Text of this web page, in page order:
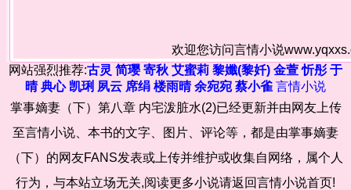
欢迎您访问言情小说
网站强烈推荐:古灵 简璎 寄秋 艾蜜莉 黎孅(黎奷) 金萱 忻彤 于
晴 典心 凯琍 夙云 席绢 楼雨晴 余宛宛 蔡小雀 言情小说
掌事嫡妻（下）第八章 内宅泼脏水(2)已经更新并由网友上传
至言情小说、本书的文字、图片、评论等，都是由掌事嫡妻
（下）的网友FANS发表或上传并维护或收集自网络，属个人
行为，与本站立场无关,阅读更多小说请返回言情小说首页!